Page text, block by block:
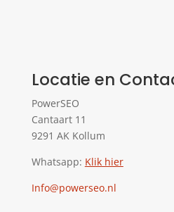
Locatie en
PowerSEO
Cantaart 11
9291 AK Kollum
Whatsapp: Klik hier
Info@powerseo.nl